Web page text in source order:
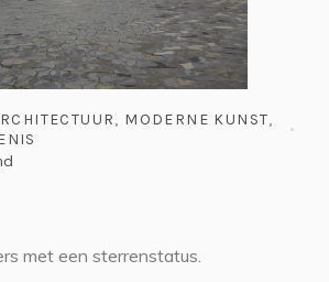
, MODERNE KUNST,
met een sterrenstatus.